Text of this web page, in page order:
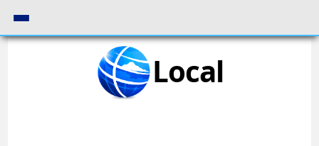
Local